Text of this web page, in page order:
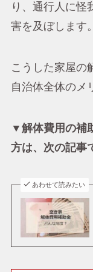
り、通行人に怪
害を及ぼします。
こうした家屋の
自治体全体のメ
▼解体費用の補
方は、次の記事
あわせて読みたい